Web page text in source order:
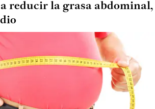
reducir la grasa abdominal,